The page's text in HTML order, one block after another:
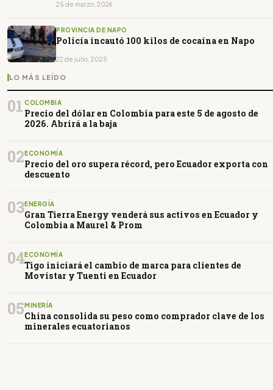
25 de marzo, 2026
PROVINCIA DE NAPO
Policía incautó 100 kilos de cocaína en Napo
22 de julio, 2025
LO MÁS LEÍDO
01 COLOMBIA
Precio del dólar en Colombia para este 5 de agosto de
2026. Abrirá a la baja
02 ECONOMÍA
Precio del oro supera récord, pero Ecuador exporta con
descuento
03ENERGÍA
Gran Tierra Energy venderá sus activos en Ecuador y
Colombia a Maurel & Prom
04ECONOMÍA
Tigo iniciará el cambio de marca para clientes de
Movistar y Tuenti en Ecuador
05 MINERÍA
China consolida su peso como comprador clave de los
minerales ecuatorianos